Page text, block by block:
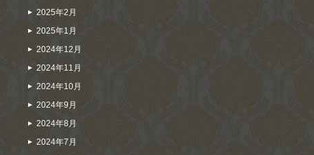
2025年2月
2025年1月
2024年12月
2024年11月
2024年10月
2024年9月
2024年8月
2024年7月